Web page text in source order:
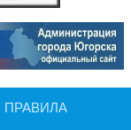
ПРАВИЛА